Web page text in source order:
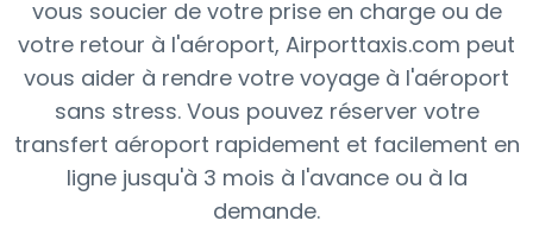
vous soucier de votre prise en charge ou de
votre retour à l'aéroport, Airporttaxis.com peut
vous aider à rendre votre voyage à l'aéroport
sans stress. Vous pouvez réserver votre
transfert aéroport rapidement et facilement en
ligne jusqu'à 3 mois à l'avance ou à la
demande.